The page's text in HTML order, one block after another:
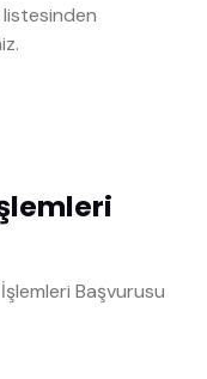
listesinden
Başvurusu